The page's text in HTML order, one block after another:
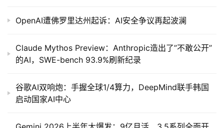
OpenAI遭佛罗里达州起诉：AI安全争议再起波澜
Claude Mythos Preview：Anthropic造出了”不敢公开”
的AI，SWE-bench 93.9%刷新纪录
谷歌AI双响炮：手握全球1/4算力，DeepMind联手韩国
启动国家AI中心